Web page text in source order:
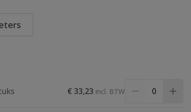
€ 33,23